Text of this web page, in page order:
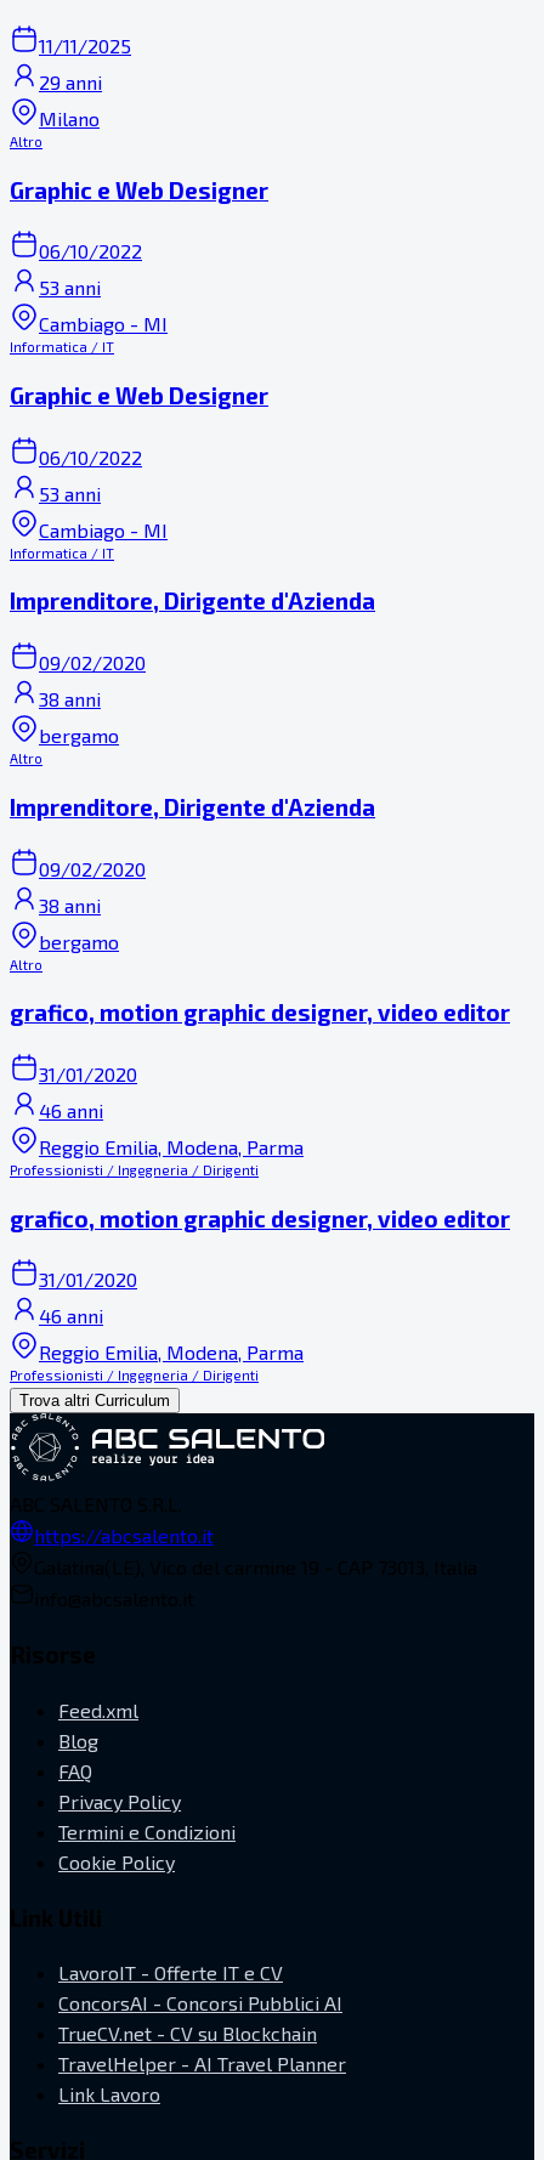
11/11/2025
29 anni
Milano
Altro
Graphic e Web Designer
06/10/2022
53 anni
Cambiago - MI
Informatica / IT
Graphic e Web Designer
06/10/2022
53 anni
Cambiago - MI
Informatica / IT
Imprenditore, Dirigente d'Azienda
09/02/2020
38 anni
bergamo
Altro
Imprenditore, Dirigente d'Azienda
09/02/2020
38 anni
bergamo
Altro
grafico, motion graphic designer, video editor
31/01/2020
46 anni
Reggio Emilia, Modena, Parma
Professionisti / Ingegneria / Dirigenti
grafico, motion graphic designer, video editor
31/01/2020
46 anni
Reggio Emilia, Modena, Parma
Professionisti / Ingegneria / Dirigenti
Trova altri Curriculum
https://abcsalento.it
Feed.xml
Blog
FAQ
Privacy Policy
Termini e Condizioni
Cookie Policy
LavoroIT - Offerte IT e CV
ConcorsAI - Concorsi Pubblici AI
TrueCV.net - CV su Blockchain
TravelHelper - AI Travel Planner
Link Lavoro